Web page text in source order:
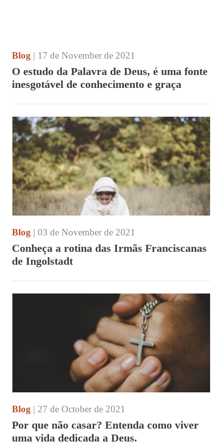
Blog | 17 de November de 2021
O estudo da Palavra de Deus, é uma fonte
inesgotável de conhecimento e graça
Blog | 03 de November de 2021
Conheça a rotina das Irmãs Franciscanas
de Ingolstadt
Blog | 27 de October de 2021
Por que não casar? Entenda como viver
uma vida dedicada a Deus.